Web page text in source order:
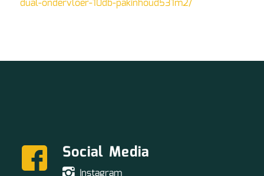
dual-ondervloer-10db-pakinhoud531m2/
Social Media